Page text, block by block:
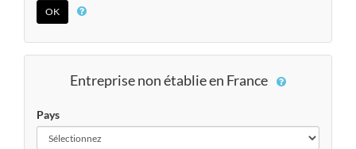
Entreprise non établie en France
Pays